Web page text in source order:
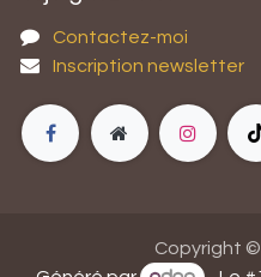
Contactez-moi
Inscription newsletter
Copyright ©